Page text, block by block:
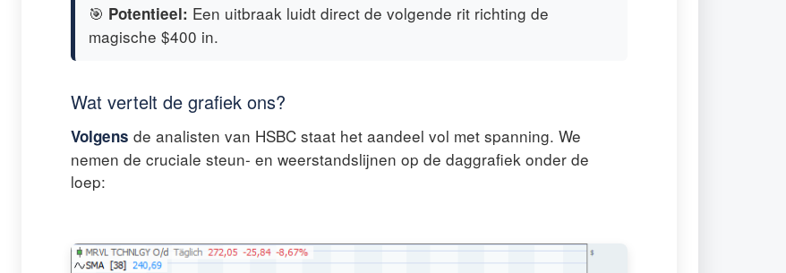
🎯 Potentieel: Een uitbraak luidt direct de volgende rit richting de
magische $400 in.
Wat vertelt de grafiek ons?
Volgens de analisten van HSBC staat het aandeel vol met spanning. We
nemen de cruciale steun- en weerstandslijnen op de daggrafiek onder de
loep: